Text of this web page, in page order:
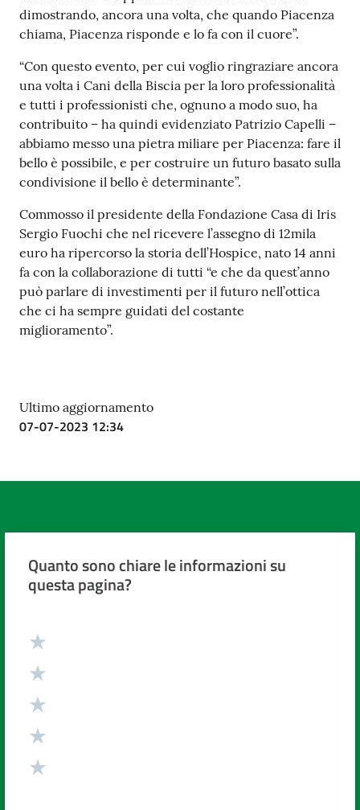
dimostrando, ancora una volta, che quando Piacenza
chiama, Piacenza risponde e lo fa con il cuore”.
“Con questo evento, per cui voglio ringraziare ancora
una volta i Cani della Biscia per la loro professionalità
e tutti i professionisti che, ognuno a modo suo, ha
contribuito – ha quindi evidenziato Patrizio Capelli –
abbiamo messo una pietra miliare per Piacenza: fare il
bello è possibile, e per costruire un futuro basato sulla
condivisione il bello è determinante”.
Commosso il presidente della Fondazione Casa di Iris
Sergio Fuochi che nel ricevere l’assegno di 12mila
euro ha ripercorso la storia dell’Hospice, nato 14 anni
fa con la collaborazione di tutti “e che da quest’anno
può parlare di investimenti per il futuro nell’ottica
che ci ha sempre guidati del costante
miglioramento”.
Ultimo aggiornamento
07-07-2023 12:34
Quanto sono chiare le informazioni su
questa pagina?